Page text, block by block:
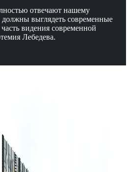
отвечают нашему
выглядеть современные
видения современной
Лебедева.